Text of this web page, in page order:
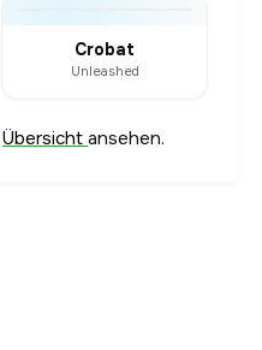
Crobat
Unleashed
Übersicht ansehen.